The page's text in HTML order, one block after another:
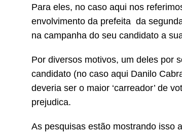
Para eles, no caso aqui nos
envolvimento da prefeita da
na campanha do seu candidato a
Por diversos motivos, um deles por
candidato (no caso aqui Danilo
deveria ser o maior ‘carreador’ de
prejudica.
As pesquisas estão mostrando isso